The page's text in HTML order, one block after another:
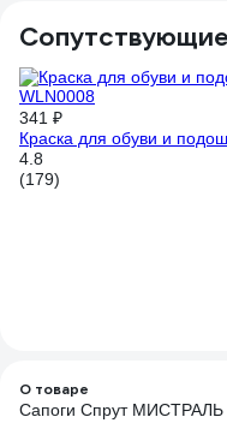
341 ₽
Краска для обуви и
4.8
(179)
О товаре
Сапоги Спрут МИСТРАЛЬ